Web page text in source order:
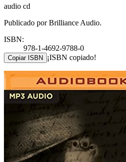
audio cd
Publicado por Brilliance Audio.
ISBN:
978-1-4692-9788-0
Copiar ISBN ¡ISBN copiado!